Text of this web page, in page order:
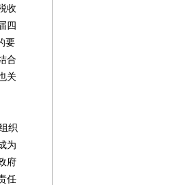
收
四
要
合
关
织
为
府
任